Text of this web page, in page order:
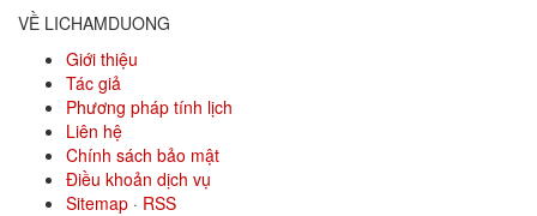
VỀ LICHAMDUONG
Giới thiệu
Tác giả
Phương pháp tính lịch
Liên hệ
Chính sách bảo mật
Điều khoản dịch vụ
Sitemap · RSS